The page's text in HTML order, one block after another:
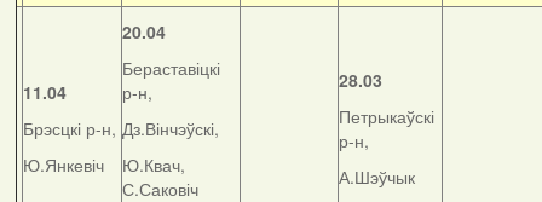
11.04
Брэсцкі р-н,
Ю.Янкевіч
20.04
Бераставіцкі
р-н,
Дз.Вінчэўскі,
Ю.Квач,
С.Саковіч
28.03
Петрыкаўскі
р-н,
А.Шэўчык